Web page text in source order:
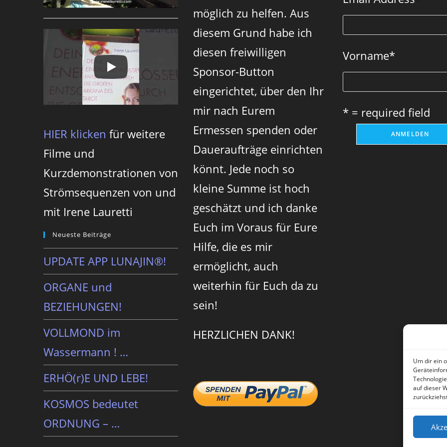
Um dir ein
auf dieser
HIER klicken für weitere
Filme und
Kurzdemonstrationen von
Strömsequenzen von und
mit Irene Lauretti
Neueste Beiträge
UPDATE APP LUNAJIN®!
ORGANE und
BEZIEHUNGEN!
VOLLMOND im
Wassermann ! …
ERHÖ(r)E UND LEBE!
KOSMOS bedeutet
ORDNUNG – …
möglich zu helfen. Aus
diesem Grund habe ich
diesen freiwilligen
Sponsor-Button
eingerichtet, über den Ihr
mir nach Eurem
Ermessen spenden oder
Daueraufträge einrichten
könnt. Jede noch so
kleine Summe ist hoch
geschätzt und ich danke
Euch im Voraus für Eure
Hilfe, die es mir
ermöglicht, auch
weiterhin für Euch da zu
sein!
HERZLICHEN DANK!
new
tab
new
tab
new
tab
Vorname*
* = required field